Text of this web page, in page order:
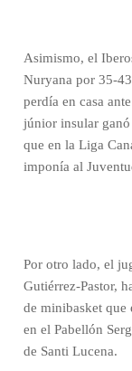
Asimismo, el
Nuryana por 35-
perdía en casa
júnior insular
que en la Liga
imponía al
Por otro lado, el
Gutiérrez-Pastor,
de minibasket que
en el Pabellón
de Santi Lucena.